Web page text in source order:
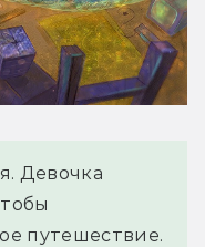
Девочка
путешествие.